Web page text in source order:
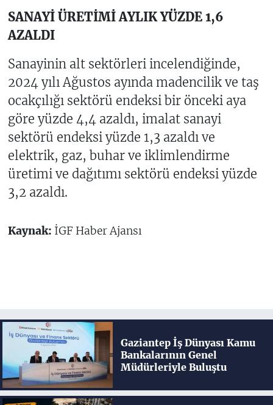
SANAYİ ÜRETİMİ AYLIK YÜZDE 1,6
AZALDI
Sanayinin alt sektörleri incelendiğinde,
2024 yılı Ağustos ayında madencilik ve taş
ocakçılığı sektörü endeksi bir önceki aya
göre yüzde 4,4 azaldı, imalat sanayi
sektörü endeksi yüzde 1,3 azaldı ve
elektrik, gaz, buhar ve iklimlendirme
üretimi ve dağıtımı sektörü endeksi yüzde
3,2 azaldı.
Kaynak: İGF Haber Ajansı
Gaziantep İş Dünyası Kamu
Bankalarının Genel
Müdürleriyle Buluştu